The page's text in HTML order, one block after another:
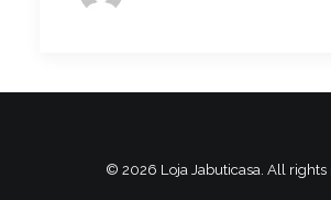
© 2026 Loja Jabuticasa. All rights